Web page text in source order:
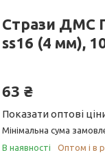
Стрази ДМС
ss16 (4 мм),
63 ₴
Показати оптові
Мінімальна сума
В наявності
Оптом і в